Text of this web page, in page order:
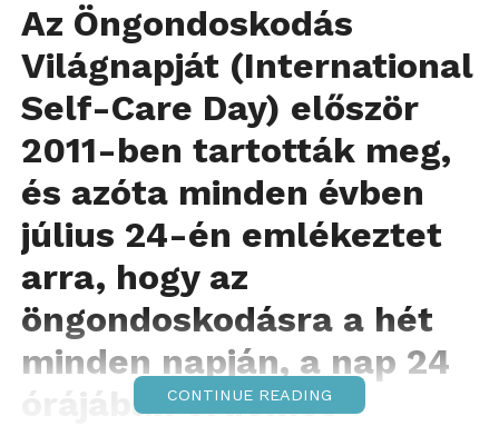
Az Öngondoskodás
Világnapját (International
Self-Care Day) először
2011-ben tartották meg,
és azóta minden évben
július 24-én emlékeztet
arra, hogy az
öngondoskodásra a hét
minden napján, a nap 24
órájában érdemes
CONTINUE READING